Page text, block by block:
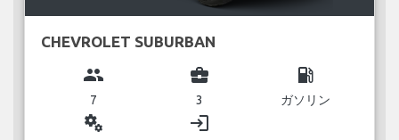
CHEVROLET SUBURBAN
group
7
business_center
3
local_gas_station
ガソリン
miscellaneous_services login